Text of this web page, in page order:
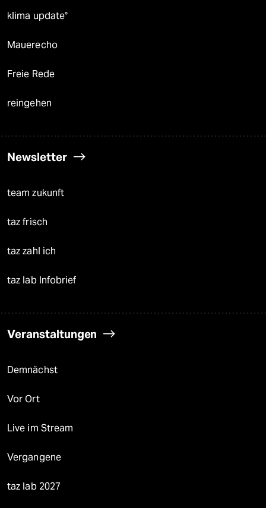
klima update°
Mauerecho
Freie Rede
reingehen
Newsletter
team zukunft
taz frisch
taz zahl ich
taz lab Infobrief
Veranstaltungen
Demnächst
Vor Ort
Live im Stream
Vergangene
taz lab 2027